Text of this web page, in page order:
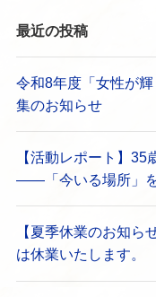
最近の投稿
令和8年度「女性が
集のお知らせ
【活動レポート】
——「今いる場所」
【夏季休業のお知ら
は休業いたします。